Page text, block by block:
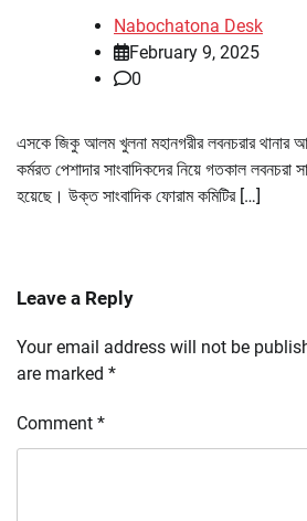
Nabochatona Desk
February 9, 2025
0
এসকে জিকু আলম খুলনা মহানগরীর লবনচরার থানার
কর্মরত পেশাদার সাংবাদিকদের নিয়ে গতকাল লবনচরা
হয়েছে। উক্ত সাংবাদিক ফোরাম কমিটির […]
Leave a Reply
Your email address will not be
are marked *
Comment *